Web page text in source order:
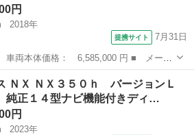
円
2018年
提携サイト 7月31日
： ＬＸ ■ グレード名： ＬＸ５７
後席モニター クールボックス パノ
ＮＸ ＮＸ３５０ｈ バージョンＬ
正１４型ナビ機能付きディ…
円
2023年